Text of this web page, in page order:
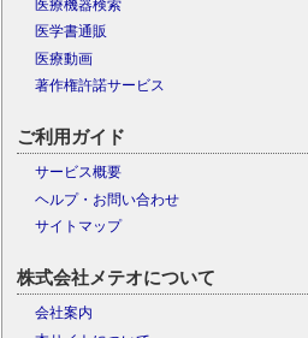
医療機器検索
医学書通販
医療動画
著作権許諾サービス
ご利用ガイド
サービス概要
ヘルプ・お問い合わせ
サイトマップ
株式会社メテオについて
会社案内